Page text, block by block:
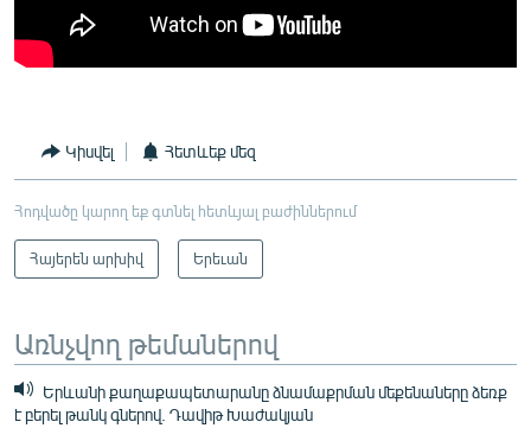
Կիսվել Հետևեք մեզ
Հոդվածը կարող եք գտնել հետևյալ բաժիններում
Հայերեն արխիվ Երեւան
Առնչվող թեմաներով
Երևանի քաղաքապետարանը ձնամաքրման մեքենաները ձեռք
է բերել թանկ գներով. Դավիթ Խաժակյան